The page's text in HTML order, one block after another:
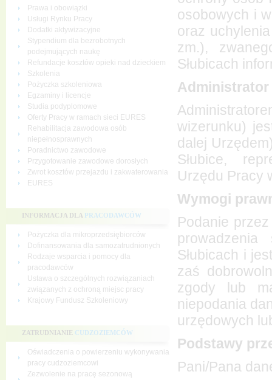
Prawa i obowiązki
Usługi Rynku Pracy
Dodatki aktywizacyjne
Stypendium dla bezrobotnych
podejmujących naukę
Refundacje kosztów opieki nad dzieckiem
Szkolenia
Pożyczka szkoleniowa
Egzaminy i licencje
Studia podyplomowe
Oferty Pracy w ramach sieci EURES
Rehabilitacja zawodowa osób
niepełnosprawnych
Poradnictwo zawodowe
Przygotowanie zawodowe dorosłych
Zwrot kosztów przejazdu i zakwaterowania
EURES
INFORMACJA DLA PRACODAWCÓW
Pożyczka dla mikroprzedsiębiorców
Dofinansowania dla samozatrudnionych
Rodzaje wsparcia i pomocy dla
pracodawców
Ustawa o szczególnych rozwiązaniach
związanych z ochroną miejsc pracy
Krajowy Fundusz Szkoleniowy
ZATRUDNIANIE CUDZOZIEMCÓW
Oświadczenia o powierzeniu wykonywania
pracy cudzoziemcowi
Zezwolenie na pracę sezonową
osobowych i
oraz
zm.),
Słubicach
wizerunku)
dalej
Słubice,
Urzędu Pracy
Wymogi
Podanie
Słubicach i
zaś
zgody lub
niepodania
urzędowych
Podstawy
Pani/Pana